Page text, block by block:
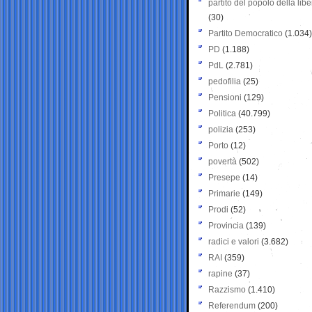
partito del popolo della
(30)
Partito Democratico (1.034)
PD (1.188)
PdL (2.781)
pedofilia (25)
Pensioni (129)
Politica (40.799)
polizia (253)
Porto (12)
povertà (502)
Presepe (14)
Primarie (149)
Prodi (52)
Provincia (139)
radici e valori (3.682)
RAI (359)
rapine (37)
Razzismo (1.410)
Referendum (200)